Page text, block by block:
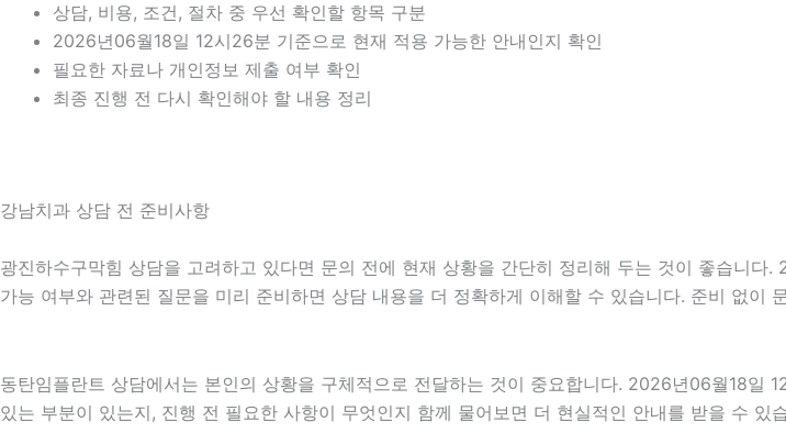
상담, 비용, 조건, 절차 중 우선 확인할 항목 구분
2026년06월18일 12시26분 기준으로 현재 적용 가능한 안내인지 확인
필요한 자료나 개인정보 제출 여부 확인
최종 진행 전 다시 확인해야 할 내용 정리
강남치과 상담 전 준비사항
광진하수구막힘 상담을 고려하고 있다면 문의 전에 현재 상황을 간단히 정리해 두는 것이 좋습니
가능 여부와 관련된 질문을 미리 준비하면 상담 내용을 더 정확하게 이해할 수 있습니다. 준비 없이
동탄임플란트 상담에서는 본인의 상황을 구체적으로 전달하는 것이 중요합니다. 2026년06월18일
있는 부분이 있는지, 진행 전 필요한 사항이 무엇인지 함께 물어보면 더 현실적인 안내를 받을 수 있